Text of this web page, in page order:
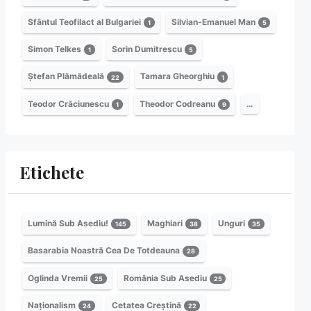
Sfântul Teofilact al Bulgariei 1 Silvian-Emanuel Man 5
Simon Telkes 1 Sorin Dumitrescu 5
Ștefan Plămădeală 22 Tamara Gheorghiu 1
Teodor Crăciunescu 1 Theodor Codreanu 9 …
Etichete
Lumină Sub Asediu! 145 Maghiari 38 Unguri 35
Basarabia Noastră Cea De Totdeauna 28
Oglinda Vremii 25 România Sub Asediu 25
Naționalism 24 Cetatea Creștină 22